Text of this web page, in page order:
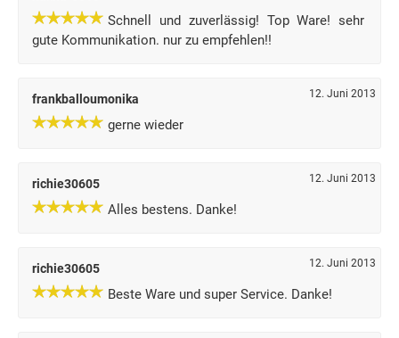
Schnell und zuverlässig! Top Ware! sehr
gute Kommunikation. nur zu empfehlen!!
frankballoumonika 12. Juni 2013
gerne wieder
richie30605 12. Juni 2013
Alles bestens. Danke!
richie30605 12. Juni 2013
Beste Ware und super Service. Danke!